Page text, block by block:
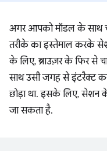
अगर आपको मॉडल के साथ
तरीके का इस्तेमाल करके
के लिए, ब्राउज़र के फिर से
साथ उसी जगह से इंटरैक्ट
छोड़ा था. इसके लिए, सेशन
जा सकता है.